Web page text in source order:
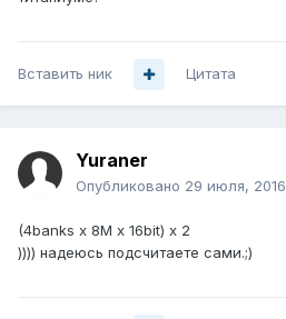
Вставить ник Цитата
Yuraner
Опубликовано 29 июля, 2016
(4banks x 8M x 16bit) x 2
)))) надеюсь подсчитаете сами.;)